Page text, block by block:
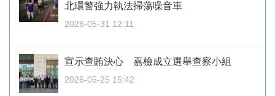
北環警強力執法掃蕩噪音車
2026-05-31 12:11
宣示查賄決心 嘉檢成立選舉查察小組
2026-05-25 15:42